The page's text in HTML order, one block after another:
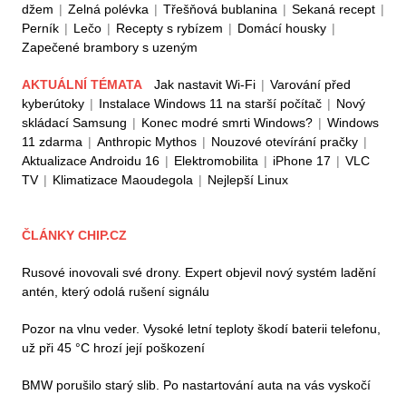
džem | Zelná polévka | Třešňová bublanina | Sekaná recept |
Perník | Lečo | Recepty s rybízem | Domácí housky |
Zapečené brambory s uzeným
AKTUÁLNÍ TÉMATA Jak nastavit Wi-Fi | Varování před
kyberútoky | Instalace Windows 11 na starší počítač | Nový
skládací Samsung | Konec modré smrti Windows? | Windows
11 zdarma | Anthropic Mythos | Nouzové otevírání pračky |
Aktualizace Androidu 16 | Elektromobilita | iPhone 17 | VLC
TV | Klimatizace Maoudegola | Nejlepší Linux
ČLÁNKY CHIP.CZ
Rusové inovovali své drony. Expert objevil nový systém ladění
antén, který odolá rušení signálu
Pozor na vlnu veder. Vysoké letní teploty škodí baterii telefonu,
už při 45 °C hrozí její poškození
BMW porušilo starý slib. Po nastartování auta na vás vyskočí